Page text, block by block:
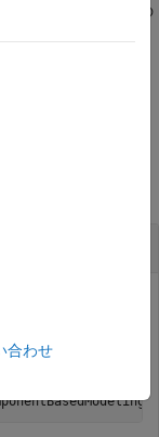
的のサブシステムの
テムにコピー
合わせ